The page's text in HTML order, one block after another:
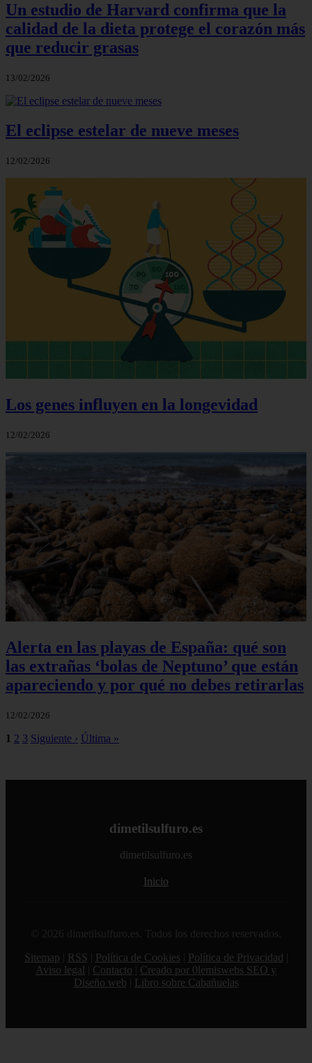
Un estudio de Harvard confirma que la
calidad de la dieta protege el corazón más
que reducir grasas
13/02/2026
El eclipse estelar de nueve meses
12/02/2026
Los genes influyen en la longevidad
12/02/2026
Alerta en las playas de España: qué son
las extrañas ‘bolas de Neptuno’ que están
apareciendo y por qué no debes retirarlas
12/02/2026
1 2 3 Siguiente › Última »
dimetilsulfuro.es
dimetilsulfuro.es
Inicio
© 2026 dimetilsulfuro.es. Todos los derechos reservados.
Sitemap
RSS Política de Cookies Política de Privacidad
Aviso legal
Contacto
Creado por 0lemiswebs SEO y
Diseño web
Libro sobre Cabañuelas